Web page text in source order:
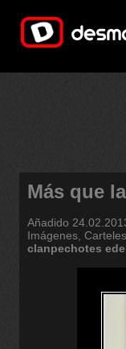
Más que
Añadido
Imágenes,
clanpechotes